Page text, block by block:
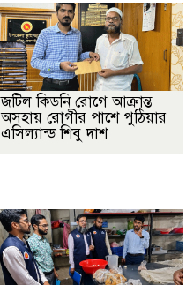
জটিল কিডনি রোগে আক্রান্ত
অসহায় রোগীর পাশে পুঠিয়ার
এসিল্যান্ড শিবু দাশ